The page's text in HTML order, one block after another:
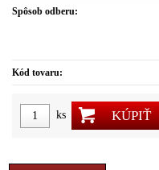
Spôsob odberu:
Kód tovaru:
ks KÚPIŤ